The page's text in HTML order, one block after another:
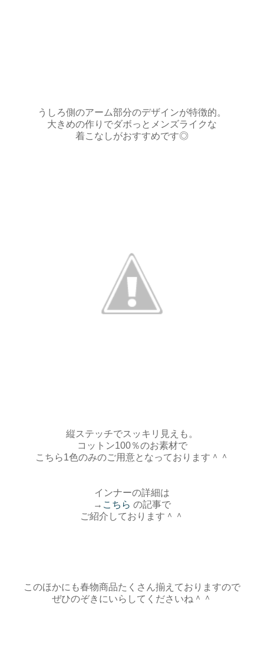
うしろ側のアーム部分のデザインが特徴的。
大きめの作りでダボっとメンズライクな
着こなしがおすすめです◎
縦ステッチでスッキリ見えも。
コットン100％のお素材で
こちら1色のみのご用意となっております＾＾
インナーの詳細は
→ こちら の記事で
ご紹介しております＾＾
このほかにも春物商品たくさん揃えておりますので
ぜひのぞきにいらしてくださいね＾＾